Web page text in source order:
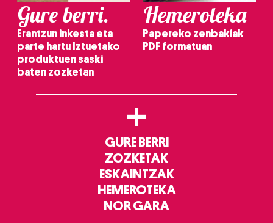
Gure berri.
Erantzun inkesta eta
parte hartu Iztuetako
produktuen saski
baten zozketan
Hemeroteka
Papereko zenbakiak
PDF formatuan
+
GURE BERRI
ZOZKETAK
ESKAINTZAK
HEMEROTEKA
NOR GARA